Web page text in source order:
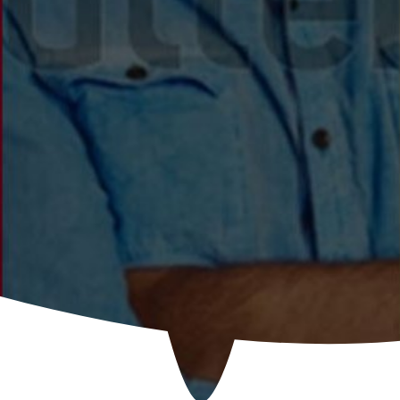
el amor llega así de esta manera -